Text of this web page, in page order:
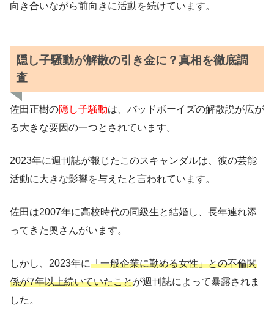
向き合いながら前向きに活動を続けています。
隠し子騒動が解散の引き金に？真相を徹底調
査
佐田正樹の隠し子騒動は、バッドボーイズの解散説が広が
る大きな要因の一つとされています。
2023年に週刊誌が報じたこのスキャンダルは、彼の芸能
活動に大きな影響を与えたと言われています。
佐田は2007年に高校時代の同級生と結婚し、長年連れ添
ってきた奥さんがいます。
しかし、2023年に「一般企業に勤める女性」との不倫関
係が7年以上続いていたことが週刊誌によって暴露されま
した。